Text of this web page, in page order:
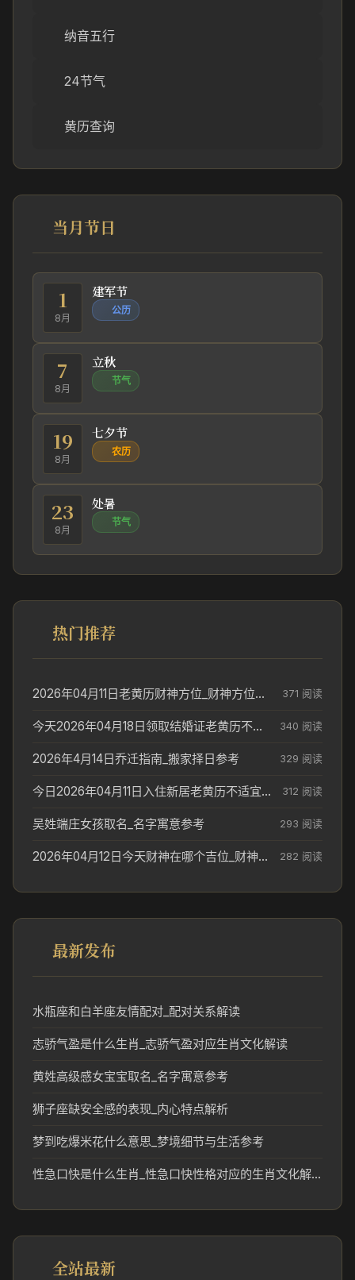
纳音五行
24节气
黄历查询
当月节日
1
8月
建军节
公历
7
8月
立秋
节气
19
8月
七夕节
农历
23
8月
处暑
节气
热门推荐
2026年04月11日老黄历财神方位_财神方位与供奉讲究 371 阅读
今天2026年04月18日领取结婚证老黄历不适合吗_领证日期参考 340 阅读
2026年4月14日乔迁指南_搬家择日参考 329 阅读
今日2026年04月11日入住新居老黄历不适宜吗_搬家择日参考 312 阅读
吴姓端庄女孩取名_名字寓意参考 293 阅读
2026年04月12日今天财神在哪个吉位_财神方位参考 282 阅读
最新发布
水瓶座和白羊座友情配对_配对关系解读
志骄气盈是什么生肖_志骄气盈对应生肖文化解读
黄姓高级感女宝宝取名_名字寓意参考
狮子座缺安全感的表现_内心特点解析
梦到吃爆米花什么意思_梦境细节与生活参考
性急口快是什么生肖_性急口快性格对应的生肖文化解读
全站最新